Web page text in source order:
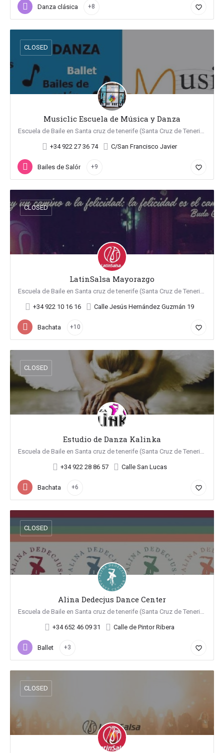
Danza clásica +8 favorite_border
Musiclic Escuela de Música y Danza
Escuela de Baile en Santa cruz de tenerife (Santa Cruz de Tenerife)
+34 922 27 36 74 C/San Francisco Javier
CLOSED
Bailes de Salón +9 favorite_border
LatinSalsa Mayorazgo
Escuela de Baile en Santa cruz de tenerife (Santa Cruz de Tenerife)
+34 922 10 16 16 Calle Jesús Hernández Guzmán 19
CLOSED
Bachata +10 favorite_border
Estudio de Danza Kalinka
Escuela de Baile en Santa cruz de tenerife (Santa Cruz de Tenerife)
+34 922 28 86 57 Calle San Lucas
CLOSED
Bachata +6 favorite_border
Alina Dedecjus Dance Center
Escuela de Baile en Santa cruz de tenerife (Santa Cruz de Tenerife)
+34 652 46 09 31 Calle de Pintor Ribera
CLOSED
Ballet +3 favorite_border
CLOSED